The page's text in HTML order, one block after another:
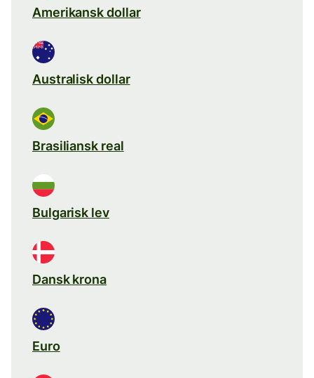
Amerikansk dollar
Australisk dollar
Brasiliansk real
Bulgarisk lev
Dansk krona
Euro